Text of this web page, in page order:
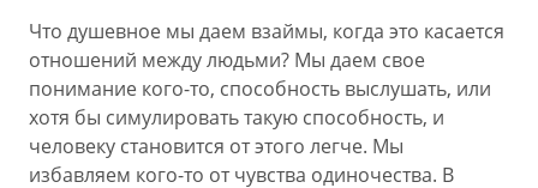
Что душевное мы даем взаймы, когда это касается
отношений между людьми? Мы даем свое
понимание кого-то, способность выслушать, или
хотя бы симулировать такую способность, и
человеку становится от этого легче. Мы
избавляем кого-то от чувства одиночества. В